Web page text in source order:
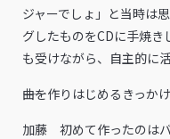
ジャーでしょ」と当時は
グしたものをCDに手焼
も受けながら、自主的に
――曲を作りはじめるきっか
加藤 初めて作ったのはバ